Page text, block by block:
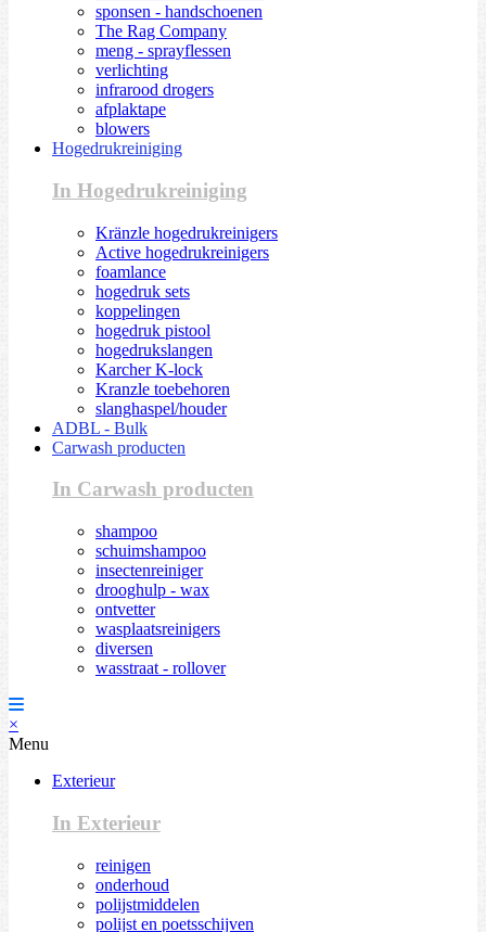
sponsen - handschoenen
The Rag Company
meng - sprayflessen
verlichting
infrarood drogers
afplaktape
blowers
Hogedrukreiniging
In Hogedrukreiniging
Kränzle hogedrukreinigers
Active hogedrukreinigers
foamlance
hogedruk sets
koppelingen
hogedruk pistool
hogedrukslangen
Karcher K-lock
Kranzle toebehoren
slanghaspel/houder
ADBL - Bulk
Carwash producten
In Carwash producten
shampoo
schuimshampoo
insectenreiniger
drooghulp - wax
ontvetter
wasplaatsreinigers
diversen
wasstraat - rollover
×
Menu
Exterieur
In Exterieur
reinigen
onderhoud
polijstmiddelen
polijst en poetsschijven